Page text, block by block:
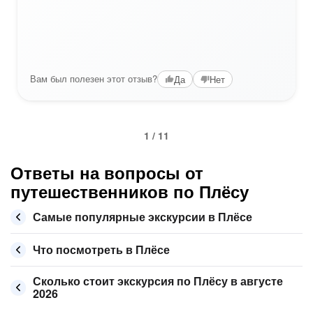
Вам был полезен этот отзыв? Да Нет
1 / 11
Ответы на вопросы от
путешественников по Плёсу
Самые популярные экскурсии в Плёсе
Что посмотреть в Плёсе
Сколько стоит экскурсия по Плёсу в августе
2026